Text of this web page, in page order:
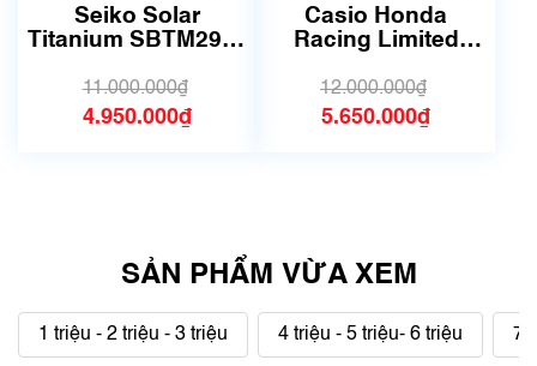
dụng, hàng đẹp, có chút
xước dăm)
Seiko Solar
Titanium SBTM291 |
số 6279
11.000.000₫
4.950.000₫
sử dụng nhưng rất đẹp,
không có xước)
Casio Honda
Racing Limited
560HR-1AJF | Size
42mm | 5741B
12.000.000₫
5.650.000₫
SẢN PHẨM VỪA XEM
1 triệu - 2 triệu - 3 triệu 4 triệu - 5 triệu- 6 triệu 7